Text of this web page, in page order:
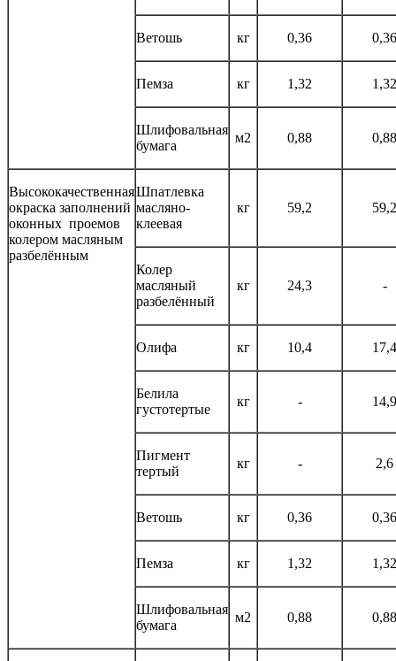
Ветошь кг 0,36 0,36
Пемза кг 1,32 1,32
Шлифовальная
бумага
м2 0,88 0,88
Высококачественная
окраска заполнений
оконных проемов
колером масляным
разбелённым
Шпатлевка
масляно-
клеевая
кг 59,2 59,2
Колер
масляный
разбелённый
кг 24,3 -
Олифа кг 10,4 17,4
Белила
густотертые
кг - 14,9
Пигмент
тертый
кг - 2,6
Ветошь кг 0,36 0,36
Пемза кг 1,32 1,32
Шлифовальная
бумага
м2 0,88 0,88